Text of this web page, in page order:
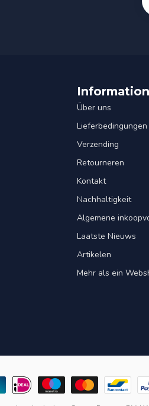
Über uns
Lieferbedingungen
Verzending
Retourneren
Kontakt
Nachhaltigkeit
Algemene
Laatste Nieuws
Artikelen
Mehr als ein